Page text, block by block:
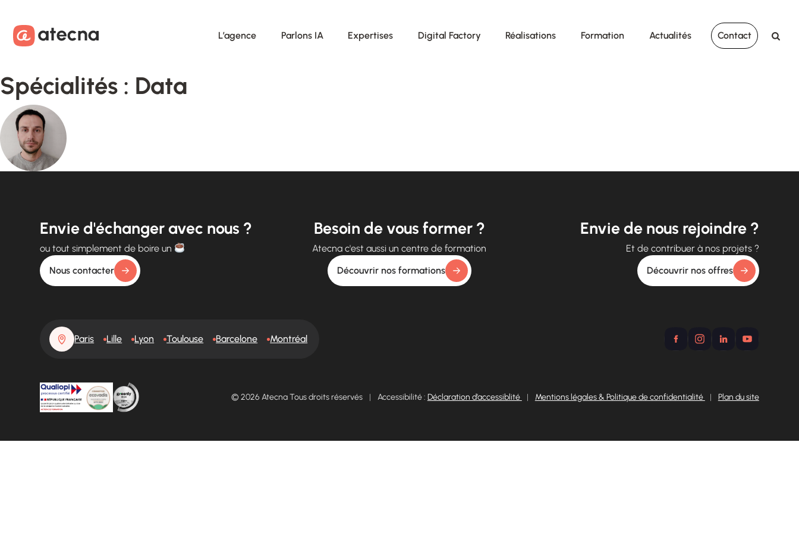
L’agence Parlons IA Expertises Digital Factory Réalisations Formation Actualités Contact
Spécialités : Data
Envie d'échanger avec nous ?
ou tout simplement de boire un
Nous contacter
Besoin de vous former ?
Atecna c'est aussi un centre de formation
Découvrir nos formations
Envie de nous rejoindre ?
Et de contribuer à nos projets ?
Découvrir nos offres
Paris Lille Lyon Toulouse Barcelone Montréal
© 2026 Atecna Tous droits réservés | Accessibilité : Déclaration d’accessiblité | Mentions légales & Politique de confidentialité | Plan du site